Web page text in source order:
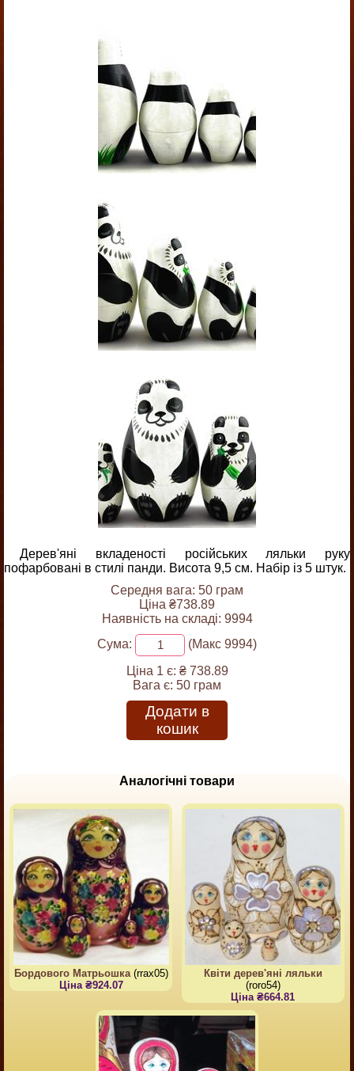
Дерев'яні вкладеності російських ляльки руку
пофарбовані в стилі панди. Висота 9,5 см. Набір із 5 штук.
Середня вага: 50 грам
Ціна ₴738.89
Наявність на складі: 9994
Сума:
(Макс 9994)
Ціна 1 є: ₴ 738.89
Вага є: 50 грам
Додати в
кошик
Аналогічні товари
Бордового Матрьошка(rrax05)
Ціна ₴924.07
Квіти дерев'яні ляльки
(roro54)
Ціна ₴664.81